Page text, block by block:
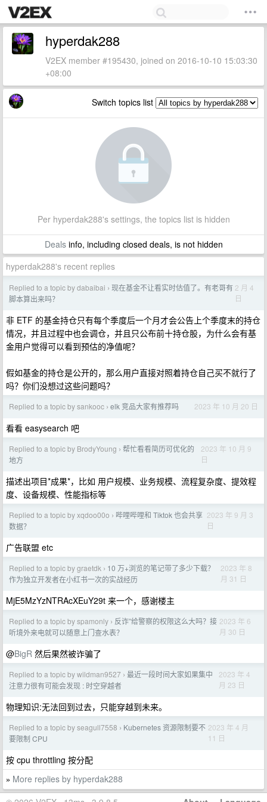
hyperdak288
V2EX member #195430, joined on 2016-10-10 15:03:30
+08:00
Switch topics list
Per hyperdak288's settings, the topics list is hidden
Dealsinfo, including closed deals, is not hidden
hyperdak288's recent replies
Replied to a topic by dabaibai › 现在基金不让看实时估值了。有老哥有
脚本算出来吗？
2 月 4
日
非 ETF 的基金持仓只有每个季度后一个月才会公告上个季度末的持仓
情况，并且过程中也会调仓，并且只公布前十持仓股，为什么会有基
金用户觉得可以看到预估的净值呢？
假如基金的持仓是公开的，那么用户直接对照着持仓自己买不就行了
吗？你们没想过这些问题吗？
Replied to a topic by sankooc › elk 竞品大家有推荐吗 2023 年 10 月 20 日
看看 easysearch 吧
Replied to a topic by BrodyYoung › 帮忙看看简历可优化的
地方
2023 年 10 月 9
日
描述出项目*成果*，比如 用户规模、业务规模、流程复杂度、提效程
度、设备规模、性能指标等
Replied to a topic by xqdoo00o › 哔哩哔哩和 Tiktok 也会共享
数据？
2023 年 9 月 3
日
广告联盟 etc
Replied to a topic by graetdk › 10 万+浏览的笔记带了多少下载？
作为独立开发者在小红书一次的实战经历
2023 年 8
月 31 日
MjE5MzYzNTRAcXEuY29t 来一个，感谢楼主
Replied to a topic by spamonly › 反诈”给警察的权限这么大吗？接
听境外来电就可以随意上门查水表？
2023 年 6
月 30 日
@BigR 然后果然被诈骗了
Replied to a topic by wildman9527 › 最近一段时间大家如果集中
注意力很有可能会发现 : 时空穿越者
2023 年 4
月 23 日
物理知识:无法回到过去，只能穿越到未来。
Replied to a topic by seagull7558 › Kubernetes 资源限制要不
要限制 CPU
2023 年 4 月
11 日
按 cpu throttling 按分配
» More replies by hyperdak288